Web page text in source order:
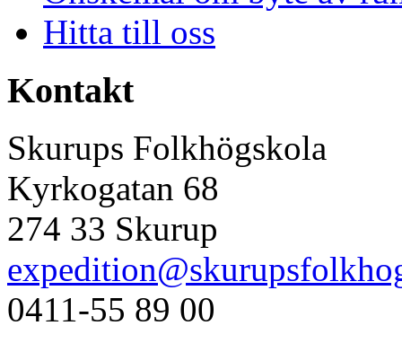
Hitta till oss
Kontakt
Skurups Folkhögskola
Kyrkogatan 68
274 33 Skurup
0411-55 89 00